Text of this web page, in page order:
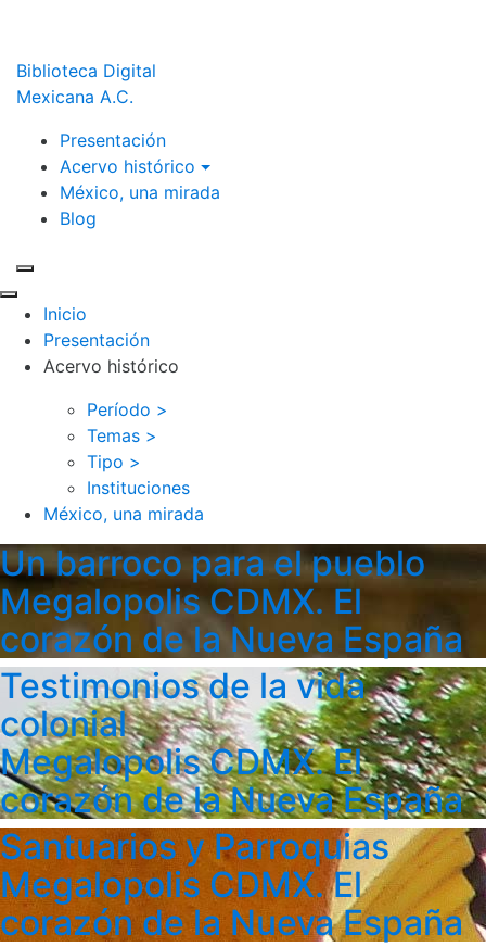
Biblioteca Digital
Mexicana A.C.
Presentación
Acervo histórico
México, una mirada
Blog
Inicio
Presentación
Acervo histórico
Período >
Temas >
Tipo >
Instituciones
México, una mirada
Un barroco para el pueblo
Megalopolis CDMX. El
corazón de la Nueva España
Testimonios de la vida
colonial
Megalopolis CDMX. El
corazón de la Nueva España
Santuarios y Parroquias
Megalopolis CDMX. El
corazón de la Nueva España